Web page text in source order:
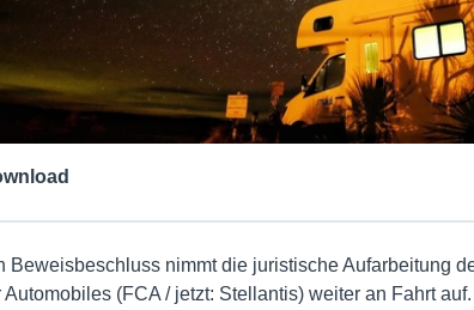
Beweisbeschluss nimmt die juristische Aufarbeitung
(FCA / jetzt: Stellantis) weiter an Fahrt